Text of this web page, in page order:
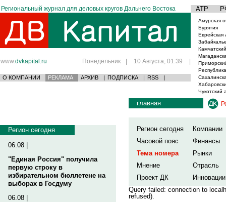
Региональный журнал для деловых кругов Дальнего Востока АТР
www.dvkapital.ru Понедельник | 10 Августа, 01:39 |
О КОМПАНИИ РЕКЛАМА АРХИВ | ПОДПИСКА | RSS |
Амурская
Бурятия
Еврейская
Чукотский
Регион сегодня
06.08 |
"Единая Россия" получила
первую строку в
избирательном бюллетене на
выборах в Госдуму
06.08 |
главная
Регион сегодня
Компании
Часовой пояс
Финансы
Тема номера
Рынки
Мнение
Отрасль
Проект ДК
Инновации
Query failed: connection to
refused).